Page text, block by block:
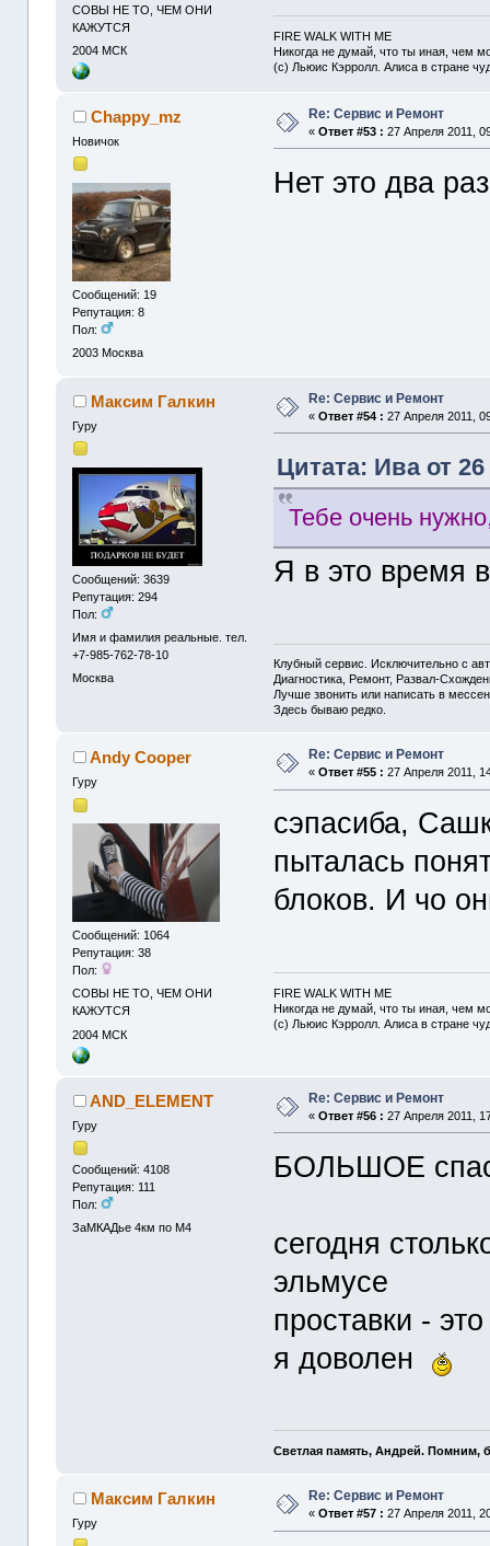
СОВЫ НЕ ТО, ЧЕМ ОНИ
КАЖУТСЯ
2004 МСК
FIRE WALK WITH ME
Никогда не думай, что ты иная, чем
(с) Льюис Кэрролл. Алиса в стране
Chappy_mz
Новичок
Сообщений: 19
Репутация: 8
Пол:
2003 Москва
Re: Сервис и Ремонт
«Ответ #53 : 27 Апреля 2011,
Нет это два
Максим Галкин
Гуру
Сообщений: 3639
Репутация: 294
Пол:
Имя и фамилия реальные. тел.
+7-985-762-78-10
Москва
Re: Сервис и Ремонт
«Ответ #54 : 27 Апреля 2011,
Цитата: Ива от
Тебе очень
Я в это время
Клубный сервис. Исключительно с
Диагностика, Ремонт, Развал-
Лучше звонить или написать в
Здесь бываю редко.
Andy Cooper
Гуру
Сообщений: 1064
Репутация: 38
Пол:
СОВЫ НЕ ТО, ЧЕМ ОНИ
КАЖУТСЯ
2004 МСК
Re: Сервис и Ремонт
«Ответ #55 : 27 Апреля 2011,
сэпасиба,
пыталась
блоков. И чо
FIRE WALK WITH ME
Никогда не думай, что ты иная, чем
(с) Льюис Кэрролл. Алиса в стране
AND_ELEMENT
Гуру
Сообщений: 4108
Репутация: 111
Пол:
ЗаМКАДье 4км по М4
Re: Сервис и Ремонт
«Ответ #56 : 27 Апреля 2011,
БОЛЬШОЕ
сегодня
эльмусе
проставки -
я доволен
Светлая память, Андрей. Помним,
Максим Галкин
Гуру
Re: Сервис и Ремонт
«Ответ #57 : 27 Апреля 2011,